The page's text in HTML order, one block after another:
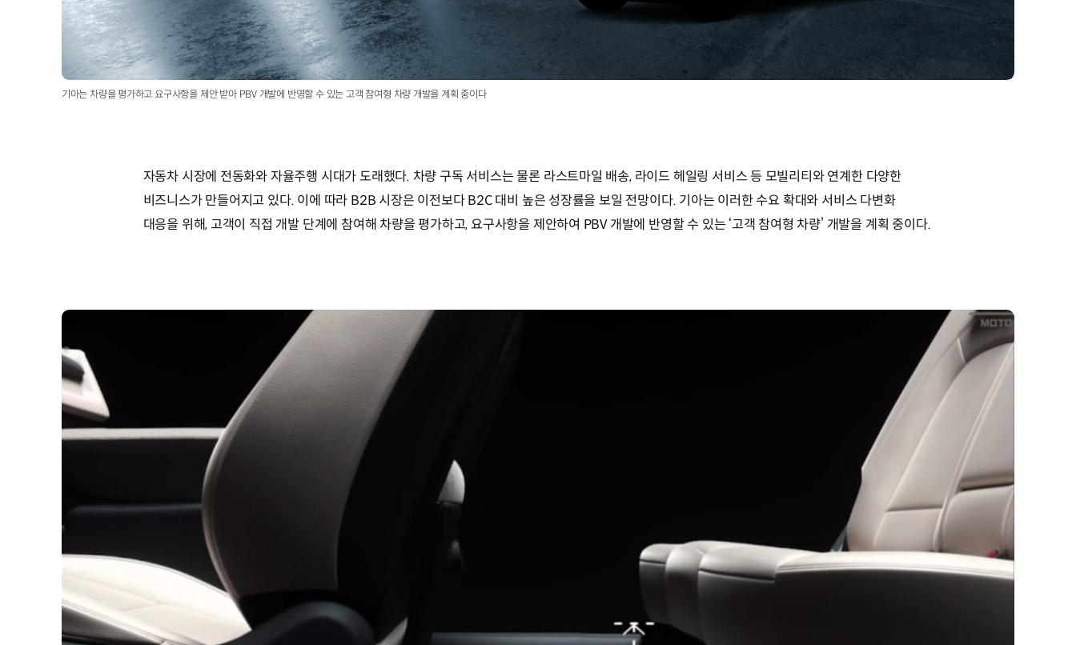
기아는 차량을 평가하고 요구사항을 제안 받아 PBV 개발에 반영할 수 있는 고객 참여형 차량 개발을 계획 중이다
자동차 시장에 전동화와 자율주행 시대가 도래했다. 차량 구독 서비스는 물론 라스트마일 배송, 라이드 헤일링 서비스 등 모빌리티와 연계한 다양한
비즈니스가 만들어지고 있다. 이에 따라 B2B 시장은 이전보다 B2C 대비 높은 성장률을 보일 전망이다. 기아는 이러한 수요 확대와 서비스 다변화
대응을 위해, 고객이 직접 개발 단계에 참여해 차량을 평가하고, 요구사항을 제안하여 PBV 개발에 반영할 수 있는 ‘고객 참여형 차량’ 개발을 계획 중이다.